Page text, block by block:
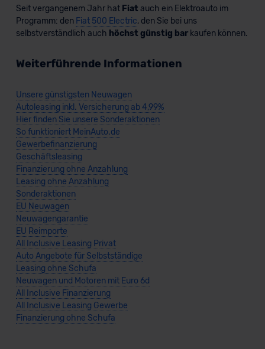
Seit vergangenem Jahr hat Fiat auch ein Elektroauto im
Programm: den Fiat 500 Electric, den Sie bei uns
selbstverständlich auch höchst günstig barkaufen können.
Weiterführende Informationen
Unsere günstigsten Neuwagen
Autoleasing inkl. Versicherung ab 4,99%
Hier finden Sie unsere Sonderaktionen
So funktioniert MeinAuto.de
Gewerbefinanzierung
Geschäftsleasing
Finanzierung ohne Anzahlung
Leasing ohne Anzahlung
Sonderaktionen
EU Neuwagen
Neuwagengarantie
EU Reimporte
All Inclusive Leasing Privat
Auto Angebote für Selbstständige
Leasing ohne Schufa
Neuwagen und Motoren mit Euro 6d
All Inclusive Finanzierung
All Inclusive Leasing Gewerbe
Finanzierung ohne Schufa